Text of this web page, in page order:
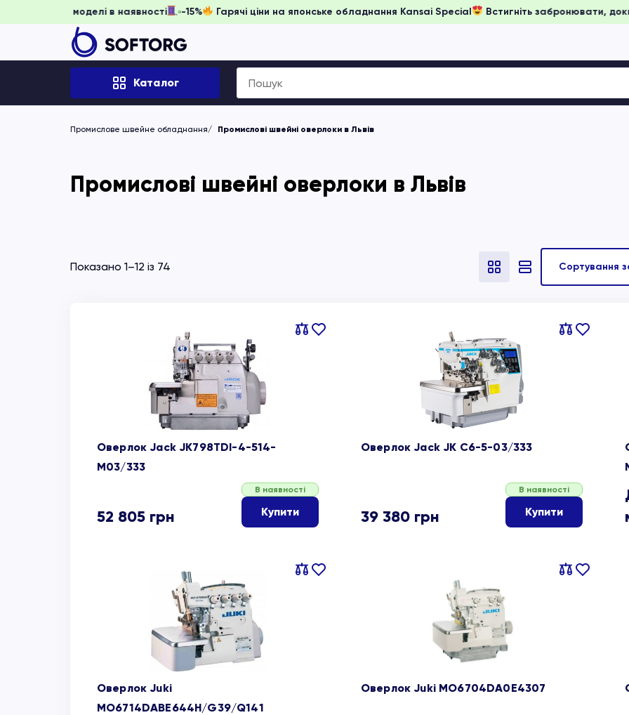
забронювати, доки моделі в наявності -15% Гарячі ціни на японське обладнання Kansai Special Встигніть
Каталог
Search
for:
Промислове швейне обладнання Промислові швейні оверлоки в Львів
Промислові швейні оверлоки в Львів
Показано 1–12 із 74
Порівняти
В
Оверлок Jack JK798TDI-4-514-
M03/333
52 805 грн
В наявності
Купити
Порівняти
В
Оверлок Jack JK C6-5-03/333
39 380 грн
В наявності
Купити
Порівняти
В
Оверлок Juki
MO6714DABE644H/G39/Q141
Порівняти
В
Оверлок Juki MO6704DA0E4307